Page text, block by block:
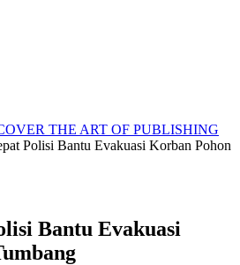
THE ART OF PUBLISHING
Polisi Bantu Evakuasi Korban Pohon
Bantu Evakuasi